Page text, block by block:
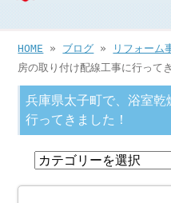
HOME » ブログ » リフォーム
房の取り付け配線工事に行って
兵庫県太子町で、浴室
行ってきました！